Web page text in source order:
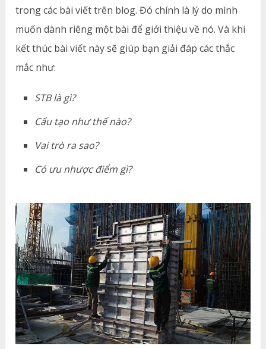
trong các bài viết trên blog. Đó chính là lý do mình
muốn dành riêng một bài để giới thiệu về nó. Và khi
kết thúc bài viết này sẽ giúp bạn giải đáp các thắc
mắc như:
STB là gì?
Cấu tạo như thế nào?
Vai trò ra sao?
Có ưu nhược điểm gì?